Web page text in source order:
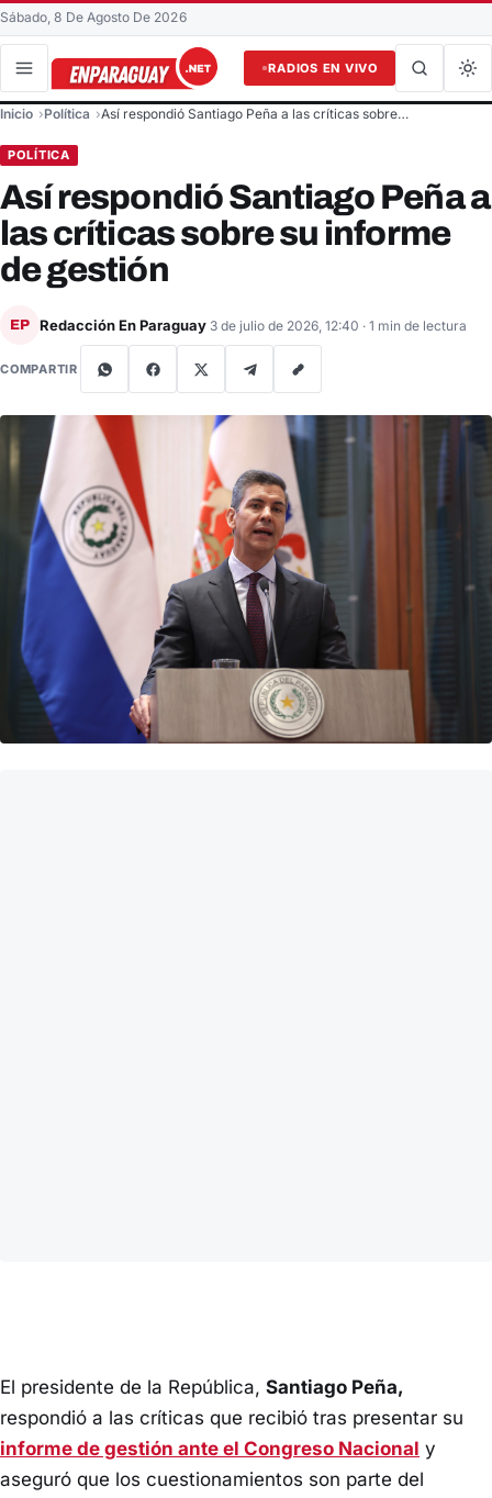
Sábado, 8 De Agosto De 2026
RADIOS EN VIVO
Buscar en el sitio
Inicio Política Así respondió Santiago Peña a las críticas sobre…
POLÍTICA
Así respondió Santiago Peña a
las críticas sobre su informe
de gestión
EP Redacción En Paraguay 3 de julio de 2026, 12:40 · 1 min de lectura
COMPARTIR
El presidente de la República, Santiago Peña,
respondió a las críticas que recibió tras presentar su
informe de gestión ante el Congreso Nacional y
aseguró que los cuestionamientos son parte del